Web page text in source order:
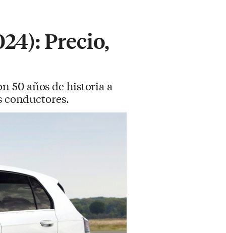
Precio,
50 años de historia a
conductores.